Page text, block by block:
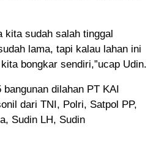
kita sudah salah tinggal
lama, tapi kalau lahan ini
bongkar sendiri,”ucap Udin.
dilahan PT KAI
dari TNI, Polri, Satpol PP,
Sudin LH, Sudin